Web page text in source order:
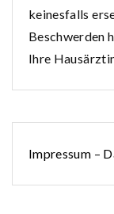
keinesfalls
Beschwerden
Ihre
Impressum –